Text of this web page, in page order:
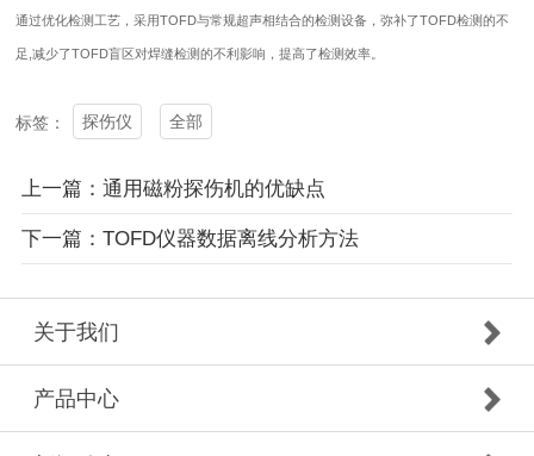
通过优化检测工艺，采用TOFD与常规超声相结合的检测设备，弥补了TOFD检测的不
足,减少了TOFD盲区对焊缝检测的不利影响，提高了检测效率。
标签： 探伤仪 全部
上一篇：通用磁粉探伤机的优缺点
下一篇：TOFD仪器数据离线分析方法
关于我们
产品中心